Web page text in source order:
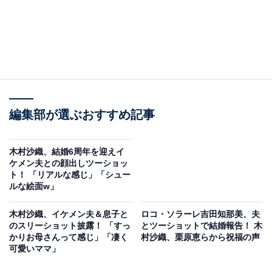
編集部が選ぶおすすめ記事
木村沙織、結婚6周年を迎えイ
ケメン夫との顔出しツーショッ
ト！ 「リアルな感じ」「シュー
ルな絵面w」
木村沙織、イケメン夫＆息子と
のスリーショット披露！ 「すっ
かりお母さんって感じ」「凄く
可愛いママ」
ロコ・ソラーレ吉田知那美、夫
とツーショットで結婚報告！ 木
村沙織、栗原恵らから祝福の声